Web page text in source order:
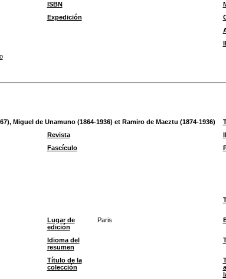
ISBN
Expedición
Miguel de Unamuno (1864-1936) et Ramiro de Maeztu (1874-1936)
Revista
Fascículo
Lugar de
edición
Paris
Idioma del
resumen
Título de la
colección